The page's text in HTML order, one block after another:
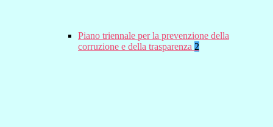
Piano triennale per la prevenzione della
corruzione e della trasparenza 2